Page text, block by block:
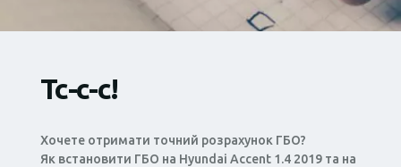
Тс-с-с!
Хочете отримати точний розрахунок ГБО?
Як встановити ГБО на Hyundai Accent 1.4 2019 та на